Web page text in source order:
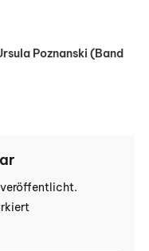
Poznanski (Band